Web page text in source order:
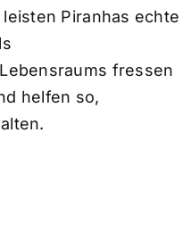
Piranhas echte
fressen
helfen so,